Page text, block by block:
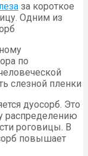
за короткое
Одним из
по
слезной пленки
дуосорб. Это
распределению
роговицы. В
повышает